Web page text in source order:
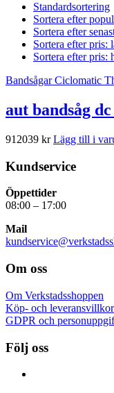
Standardsortering
Sortera efter
Sortera efter
Sortera efter pris:
Sortera efter pris:
Bandsågar Ciclomatic
aut bandsåg
912039 kr Lägg till i
Kundservice
Öppettider
08:00 – 17:00
Mail
Om oss
Om Verkstadsshoppen
Köp- och leveransvillkor
GDPR och
Följ oss